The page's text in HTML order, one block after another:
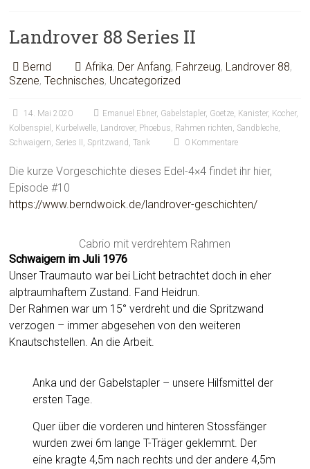
Landrover 88 Series II
Bernd Afrika, Der Anfang, Fahrzeug, Landrover 88,
Szene,Technisches, Uncategorized
14. Mai 2020 Emanuel Ebner, Gabelstapler, Goetze, Kanister, Kocher,
Kolbenspiel , Kurbelwelle, Landrover, Phoebus, Rahmen richten, Sandbleche,
Schwaigern, Series II , Spritzwand ,Tank 0 Kommentare
Die kurze Vorgeschichte dieses Edel-4×4 findet ihr hier,
Episode #10
https://www.berndwoick.de/landrover-geschichten/
Cabrio mit verdrehtem Rahmen
Schwaigern im Juli 1976
Unser Traumauto war bei Licht betrachtet doch in eher
alptraumhaftem Zustand. Fand Heidrun.
Der Rahmen war um 15° verdreht und die Spritzwand
verzogen – immer abgesehen von den weiteren
Knautschstellen. An die Arbeit.
Anka und der Gabelstapler – unsere Hilfsmittel der
ersten Tage.
Quer über die vorderen und hinteren Stossfänger
wurden zwei 6m lange T-Träger geklemmt. Der
eine kragte 4,5m nach rechts und der andere 4,5m